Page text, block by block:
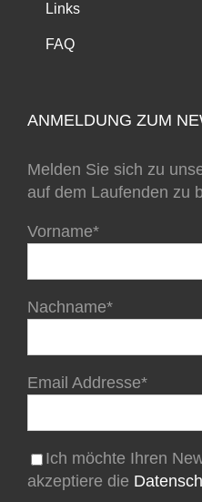
Links
FAQ
ANMELDUNG ZUM
Melden Sie sich zu
auf dem Laufenden zu
Vorname*
Nachname*
Email Addresse*
Ich möchte Ihren
akzeptiere die